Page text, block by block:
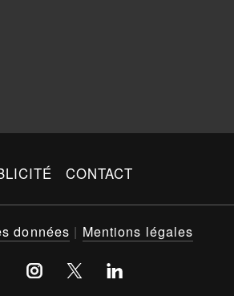
CONTACT
données | Mentions légales